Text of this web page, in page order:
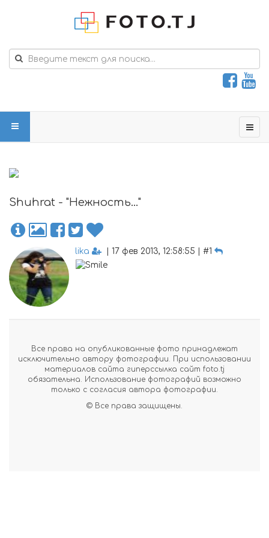
Shuhrat - "Нежность..."
lika | 17 фев 2013, 12:58:55 | #1
Все права на опубликованные фото принадлежат
исключительно автору фотографии. При использовании
материалов сайта гиперссылка сайт foto.tj
обязательна. Использование фотографий возможно
только с согласия автора фотографии.
© Все права защищены.